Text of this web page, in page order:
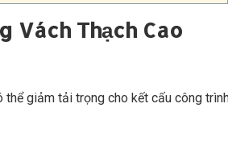
Vách Thạch Cao
thể giảm tải trọng cho kết cấu công